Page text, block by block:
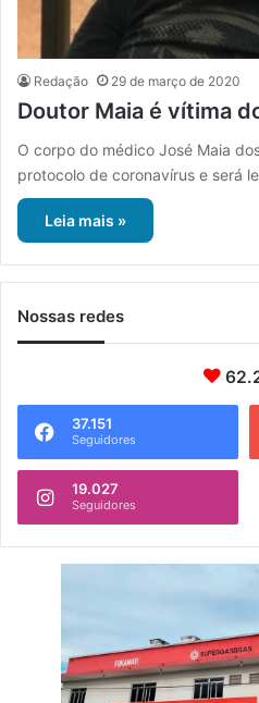
Redação 29 de março de 2020
Doutor Maia é vítima
O corpo do médico José Maia
protocolo de coronavírus e será
Leia mais »
Nossas redes
37.151
Seguidores
19.027
Seguidores